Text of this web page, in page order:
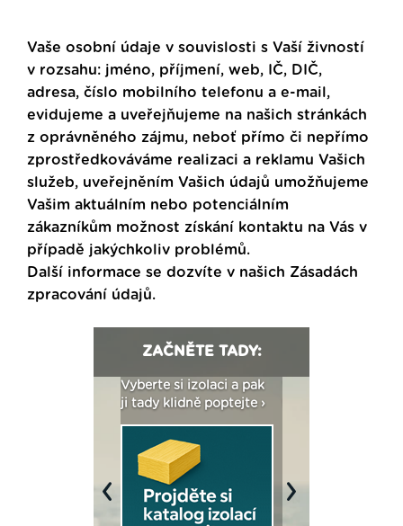
Vaše osobní údaje v souvislosti s Vaší živností
v rozsahu: jméno, příjmení, web, IČ, DIČ,
adresa, číslo mobilního telefonu a e-mail,
evidujeme a uveřejňujeme na našich stránkách
z oprávněného zájmu, neboť přímo či nepřímo
zprostředkováváme realizaci a reklamu Vašich
služeb, uveřejněním Vašich údajů umožňujeme
Vašim aktuálním nebo potenciálním
zákazníkům možnost získání kontaktu na Vás v
případě jakýchkoliv problémů.
Další informace se dozvíte v našich Zásadách
zpracování údajů.
ZAČNĚTE TADY:
Vyberte si izolaci a pak
ji tady klidně poptejte ›
Previous Next